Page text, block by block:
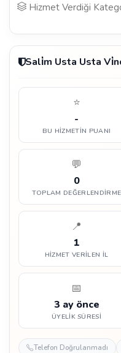
Hizmet Verdiği
Sali̇m Usta Usta
⭐
-
BU HIZMETIN PUANI
💬
0
TOPLAM DEĞERLENDIRME
📍
1
HIZMET VERILEN İL
📅
3 ay önce
ÜYELIK SÜRESI
Telefon Doğrulanmadı